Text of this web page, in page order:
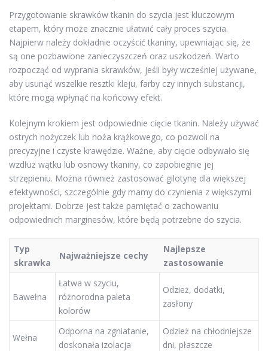
Przygotowanie skrawków tkanin do szycia jest kluczowym
etapem, który może znacznie ułatwić cały proces szycia.
Najpierw należy dokładnie oczyścić tkaniny, upewniając się, że
są one pozbawione zanieczyszczeń oraz uszkodzeń. Warto
rozpocząć od wyprania skrawków, jeśli były wcześniej używane,
aby usunąć wszelkie resztki kleju, farby czy innych substancji,
które mogą wpłynąć na końcowy efekt.
Kolejnym krokiem jest odpowiednie cięcie tkanin. Należy używać
ostrych nożyczek lub noża krążkowego, co pozwoli na
precyzyjne i czyste krawędzie. Ważne, aby cięcie odbywało się
wzdłuż wątku lub osnowy tkaniny, co zapobiegnie jej
strzępieniu. Można również zastosować gilotynę dla większej
efektywności, szczególnie gdy mamy do czynienia z większymi
projektami. Dobrze jest także pamiętać o zachowaniu
odpowiednich marginesów, które będą potrzebne do szycia.
Typ
skrawka
Najważniejsze cechy
Najlepsze
zastosowanie
Bawełna
Łatwa w szyciu,
różnorodna paleta
kolorów
Odzież, dodatki,
zasłony
Wełna
Odporna na zgniatanie,
doskonała izolacja
Odzież na chłodniejsze
dni, płaszcze